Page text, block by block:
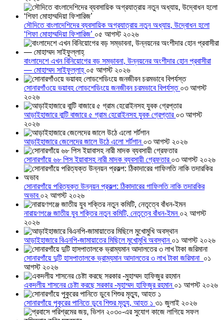
সৌদিতে বাংলাদেশিদের ব্যবসায়িক অগ্রযাত্রায় নতুন অধ্যায়, উদ্বোধন হলো
‘শিফা মোহাম্মদিয়া ফিশারিজ’ ০৫ আগস্ট ২০২৬
বাংলাদেশে এখন বিনিয়োগের বড় সম্ভাবনা, উন্নয়নের অংশীদার হোন প্রবাসীরা
— মোহাম্মদ সাইফুল্লাহ্ ০৫ আগস্ট ২০২৬
সোনারগাঁওয়ে ভয়াবহ লোডশেডিংয়ে জনজীবন চরমভাবে বিপর্যস্ত ০৩ আগস্ট
২০২৬
আড়াইহাজারে বান্টি বাজারে ৫ গ্রাম হেরোইনসহ যুবক গ্রেপ্তার ০৩ আগস্ট
২০২৬
আড়াইহাজারে জেলেদের জালে উঠে এলো শর্টগান ০৩ আগস্ট ২০২৬
সোনারগাঁয়ে ৬৮ পিস ইয়াবাসহ নারী মাদক ব্যবসায়ী গ্রেফতার ০৩ আগস্ট ২০২৬
সোনারগাঁয়ে পরিত্যক্ত উন্নয়ন প্রকল্প: ঠিকাদারের গাফিলতি নাকি তদারকির
অভাব ০২ আগস্ট ২০২৬
নারায়ণগঞ্জে জাতীয় যুব শক্তির নতুন কমিটি, নেতৃত্বে বাঁধন-ইমন ০২ আগস্ট
২০২৬
আড়াইহাজারে বিএনপি-জামায়াতের মিছিলে মুখোমুখি অবস্থান ০১ আগস্ট ২০২৬
সোনারগাঁয়ে দুটি হাসপাতালকে ভ্রাম্যমান আদালতের ৩ লাখ টাকা জরিমানা ০১
আগস্ট ২০২৬
একদলীয় শাসনের চেষ্টা করছে সরকার -মুহাম্মদ হাফিজুর রহমান ০১ আগস্ট ২০২৬
সোনারগাঁয়ে পুকুরের পানিতে ডুবে শিশুর মৃত্যু, আহত ১ ৩১ জুলাই ২০২৬